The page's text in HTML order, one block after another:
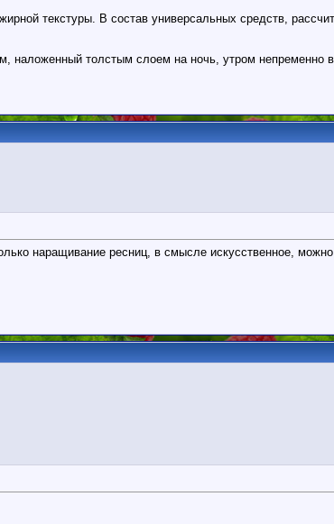
текстуры. В состав универсальных средств,
наложенный толстым слоем на ночь, утром непременно
наращивание ресниц, в смысле искусственное,